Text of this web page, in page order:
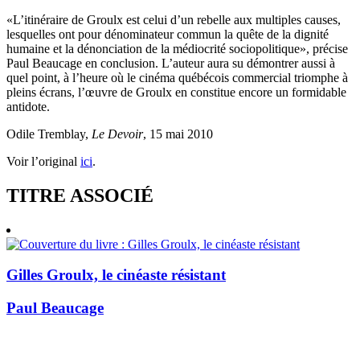
«L’itinéraire de Groulx est celui d’un rebelle aux multiples causes,
lesquelles ont pour dénominateur commun la quête de la dignité
humaine et la dénonciation de la médiocrité sociopolitique», précise
Paul Beaucage en conclusion. L’auteur aura su démontrer aussi à
quel point, à l’heure où le cinéma québécois commercial triomphe à
pleins écrans, l’œuvre de Groulx en constitue encore un formidable
antidote.
Odile Tremblay, Le Devoir, 15 mai 2010
Voir l’original ici.
TITRE ASSOCIÉ
Gilles Groulx, le cinéaste résistant
Paul Beaucage